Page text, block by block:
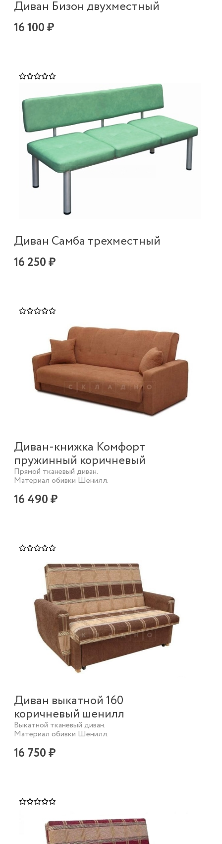
Диван Бизон двухместный
16 100 ₽
Диван Самба трехместный
16 250 ₽
Диван-книжка Комфорт
пружинный коричневый
Прямой тканевый диван.
Материал обивки Шенилл.
16 490 ₽
Диван выкатной 160
коричневый шенилл
Выкатной тканевый диван.
Материал обивки Шенилл.
16 750 ₽